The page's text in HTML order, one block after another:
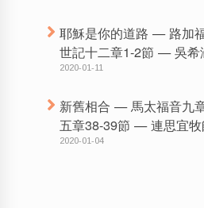
耶穌是你的道路 — 路加
世記十二章1-2節 — 吳希
2020-01-11
新舊相合 — 馬太福音九
五章38-39節 — 連思宜牧
2020-01-04